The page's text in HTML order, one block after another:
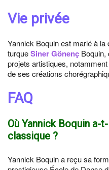
Vie privée
Yannick Boquin est marié à
turqueSiner Gönenç Boquin,
projets artistiques,
de ses créations
FAQ
Où Yannick Boquin a-
classique ?
Yannick Boquin a reçu sa